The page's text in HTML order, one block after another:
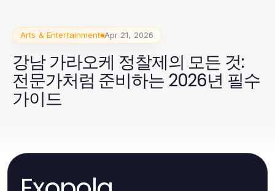
Arts & Entertainment Apr 21, 2026
강남 가라오케 정찰제의 모든 것:
전문가처럼 준비하는 2026년 필수
가이드